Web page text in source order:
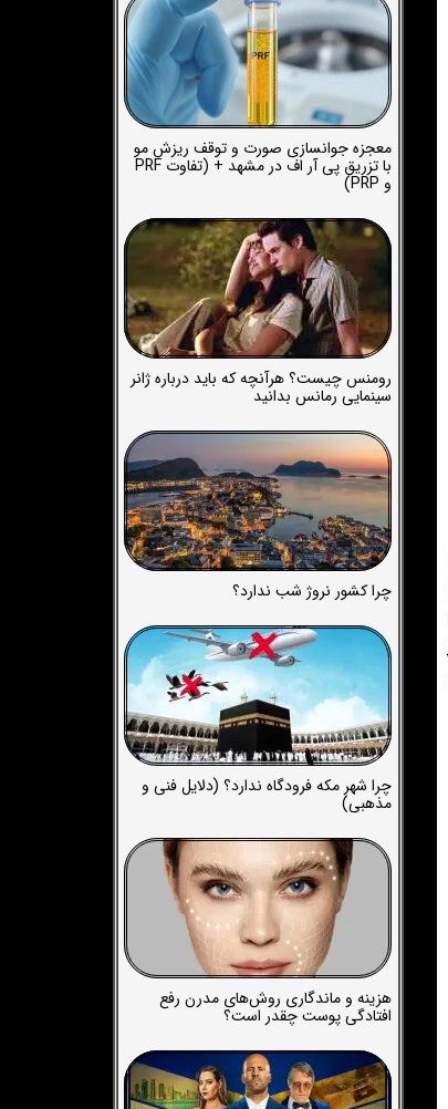
معجزه جوانسازی صورت و توقف ریزش مو
با تزریق پی آر اف در مشهد + (تفاوت PRF
و PRP)
رومنس چیست؟ هرآنچه که باید درباره ژانر
سینمایی رمانس بدانید
چرا کشور نروژ شب ندارد؟
چرا شهر مکه فرودگاه ندارد؟ (دلایل فنی و
مذهبی)
هزینه و ماندگاری روش‌های مدرن رفع
افتادگی پوست چقدر است؟